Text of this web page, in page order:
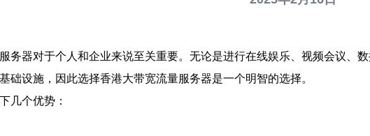
务器对于个人和企业来说至关重要。无论是进行在线娱乐、视频会议、
础设施，因此选择香港大带宽流量服务器是一个明智的选择。
几个优势：